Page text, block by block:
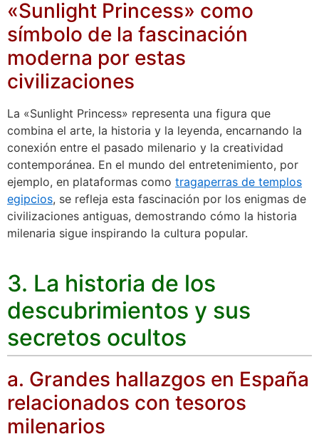
«Sunlight Princess» como
símbolo de la fascinación
moderna por estas
civilizaciones
La «Sunlight Princess» representa una figura que
combina el arte, la historia y la leyenda, encarnando la
conexión entre el pasado milenario y la creatividad
contemporánea. En el mundo del entretenimiento, por
ejemplo, en plataformas como tragaperras de templos
egipcios, se refleja esta fascinación por los enigmas de
civilizaciones antiguas, demostrando cómo la historia
milenaria sigue inspirando la cultura popular.
3. La historia de los
descubrimientos y sus
secretos ocultos
a. Grandes hallazgos en España
relacionados con tesoros
milenarios